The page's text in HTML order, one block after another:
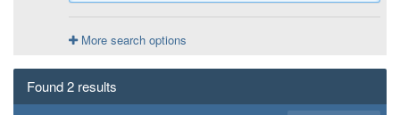
More search options
Found 2 results